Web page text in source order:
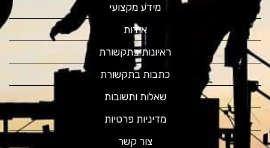
מידע מקצועי
אודות
ראיונות בתקשורת
כתבות בתקשורת
שאלות ותשובות
מדיניות פרטיות
צור קשר